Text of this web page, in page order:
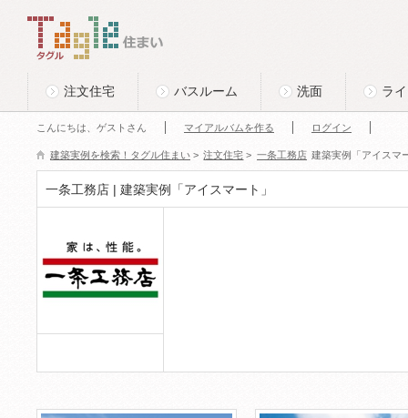
Tagle タグル 住まい
注文住宅 バスルーム 洗面 ラ
こんにちは、ゲストさん マイアルバムを作る ログイン
建築実例を検索！タグル住まい > 注文住宅 > 一条工務店 建築実例「アイスマ
一条工務店 | 建築実例「アイスマート」